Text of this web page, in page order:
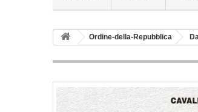
Ordine-della-Repubblica